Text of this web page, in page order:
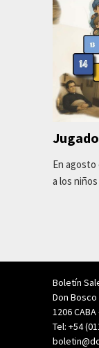
En agosto
a los niños
Boletín
Don Bosco
1206
Tel: +54